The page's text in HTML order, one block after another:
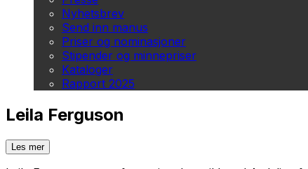
Nyhetsbrev
Send inn manus
Priser og nominasjoner
Stipender og minnepriser
Kataloger
Rapport 2025
Leila Ferguson
Les mer